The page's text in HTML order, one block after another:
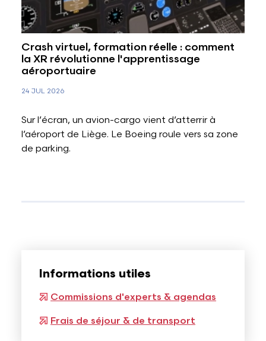
Crash virtuel, formation réelle : comment
la XR révolutionne l'apprentissage
aéroportuaire
24 JUL 2026
Sur l’écran, un avion-cargo vient d’atterrir à
l’aéroport de Liège. Le Boeing roule vers sa zone
de parking.
Informations utiles
Commissions d'experts & agendas
Frais de séjour & de transport